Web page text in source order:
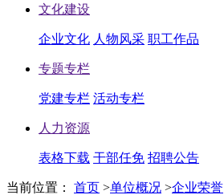
文化建设
企业文化 人物风采 职工作品
专题专栏
党建专栏 活动专栏
人力资源
表格下载 干部任免 招聘公告
当前位置： 首页 >单位概况 >企业荣誉